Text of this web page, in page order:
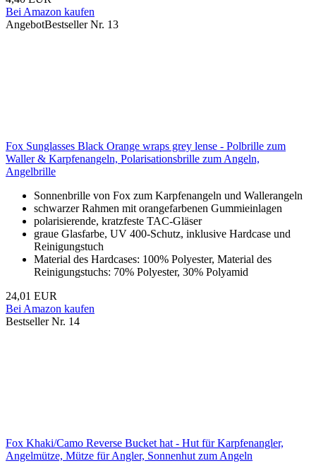
Bei Amazon kaufen
AngebotBestseller Nr. 13
Fox Sunglasses Black Orange wraps grey lense - Polbrille zum
Waller & Karpfenangeln, Polarisationsbrille zum Angeln,
Angelbrille
Sonnenbrille von Fox zum Karpfenangeln und Wallerangeln
schwarzer Rahmen mit orangefarbenen Gummieinlagen
polarisierende, kratzfeste TAC-Gläser
graue Glasfarbe, UV 400-Schutz, inklusive Hardcase und
Reinigungstuch
Material des Hardcases: 100% Polyester, Material des
Reinigungstuchs: 70% Polyester, 30% Polyamid
24,01 EUR
Bei Amazon kaufen
Bestseller Nr. 14
Fox Khaki/Camo Reverse Bucket hat - Hut für Karpfenangler,
Angelmütze, Mütze für Angler, Sonnenhut zum Angeln